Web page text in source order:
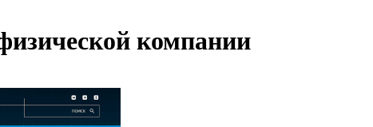
компании